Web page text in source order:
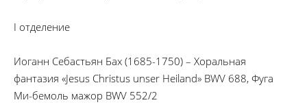
I отделение
Иоганн Себастьян Бах (1685-1750) – Хоральная
фантазия «Jesus Christus unser Heiland» BWV 688, Фуга
Ми-бемоль мажор BWV 552/2